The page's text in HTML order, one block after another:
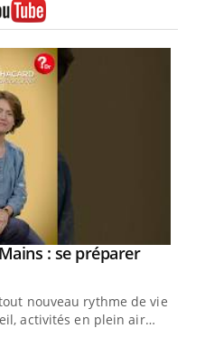
: se préparer
nouveau rythme de vie !
activités en plein air…